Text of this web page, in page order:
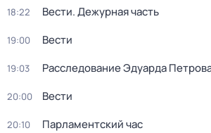
18:22 Вести. Дежурная часть
19:00 Вести
19:03 Расследование Эдуарда
20:00 Вести
20:10 Парламентский час